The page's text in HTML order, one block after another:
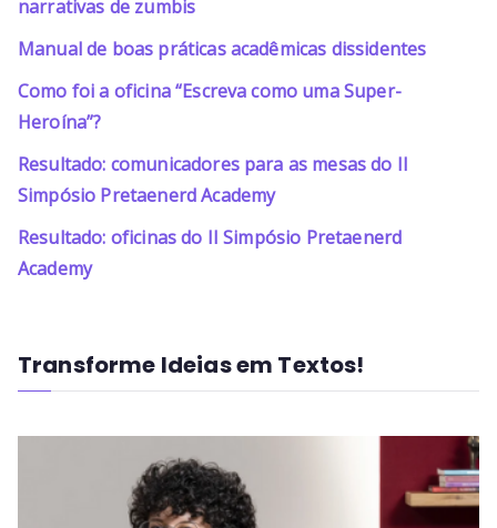
narrativas de zumbis
Manual de boas práticas acadêmicas dissidentes
Como foi a oficina “Escreva como uma Super-
Heroína”?
Resultado: comunicadores para as mesas do II
Simpósio Pretaenerd Academy
Resultado: oficinas do II Simpósio Pretaenerd
Academy
Transforme Ideias em Textos!